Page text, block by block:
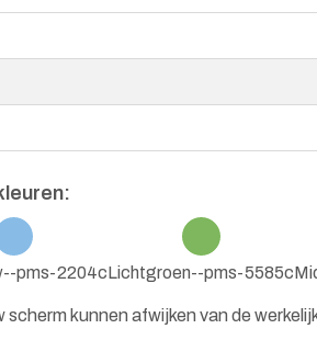
pms-2204cLichtgroen--pms-5585c
scherm kunnen afwijken van de